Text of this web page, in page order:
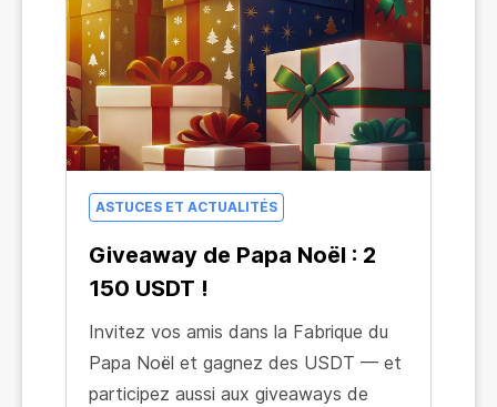
ASTUCES ET ACTUALITÉS
Giveaway de Papa Noël : 2
150 USDT !
Invitez vos amis dans la Fabrique du
Papa Noël et gagnez des USDT — et
participez aussi aux giveaways de